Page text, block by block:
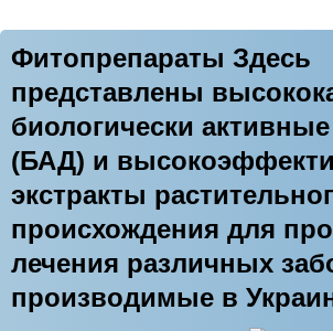
Фитопрепараты Здесь
представлены
биологически
(БАД) и
экстракты
происхождения для
лечения различных
производимые в